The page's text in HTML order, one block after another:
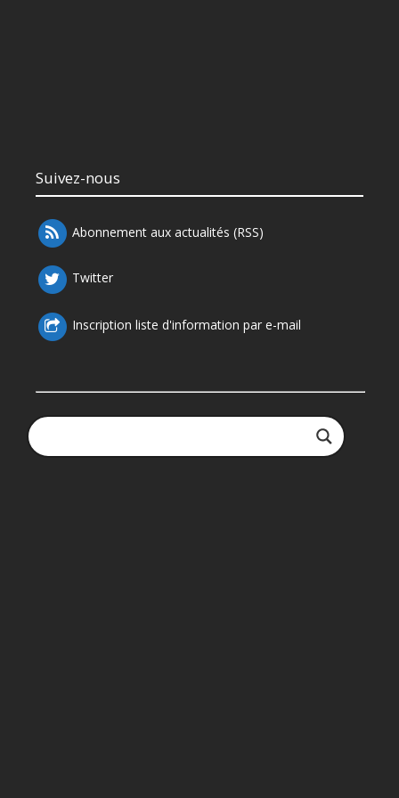
Suivez-nous
Abonnement aux actualités (RSS)
Twitter
Inscription liste d'information par e-mail